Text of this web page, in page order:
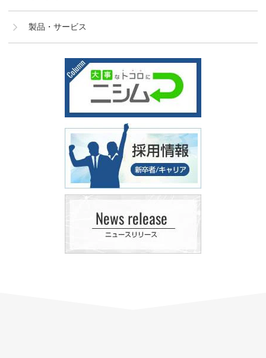
製品・サービス